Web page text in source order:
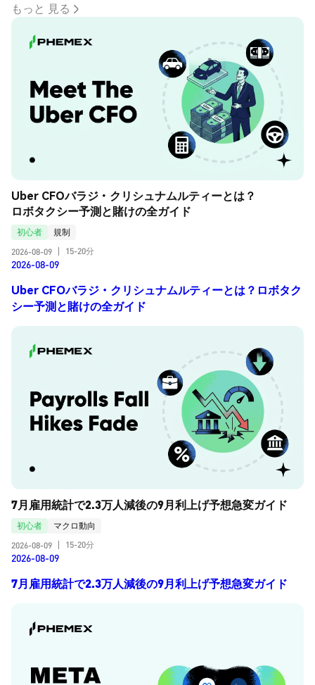
もっと 見る
Uber CFOバラジ・クリシュナムルティーとは？
ロボタクシー予測と賭けの全ガイド
初心者
規制
2026-08-09
15-20分
2026-08-09
Uber CFOバラジ・クリシュナムルティーとは？ロボタク
シー予測と賭けの全ガイド
7月雇用統計で2.3万人減後の9月利上げ予想急変ガイド
初心者
マクロ動向
2026-08-09
15-20分
2026-08-09
7月雇用統計で2.3万人減後の9月利上げ予想急変ガイド